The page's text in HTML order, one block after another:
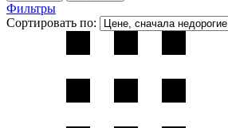
Фильтры
Сортировать по: